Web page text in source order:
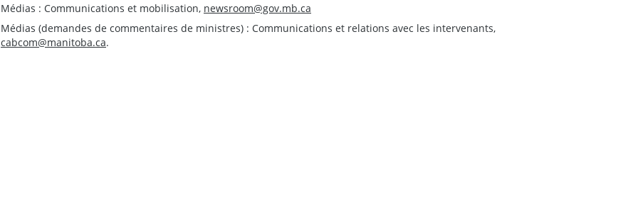
Médias : Communications et mobilisation, newsroom@gov.mb.ca
Médias (demandes de commentaires de ministres) : Communications et relations avec les intervenants,
cabcom@manitoba.ca.